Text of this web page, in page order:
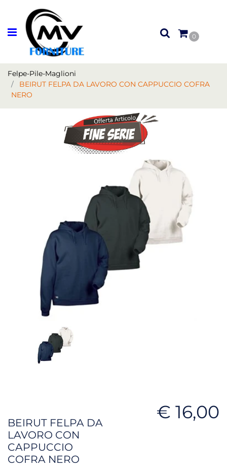
Open menu
0
Felpe-Pile-Maglioni
BEIRUT FELPA DA LAVORO CON CAPPUCCIO COFRA
NERO
BEIRUT FELPA DA
LAVORO CON
CAPPUCCIO
COFRA NERO
€ 16,00